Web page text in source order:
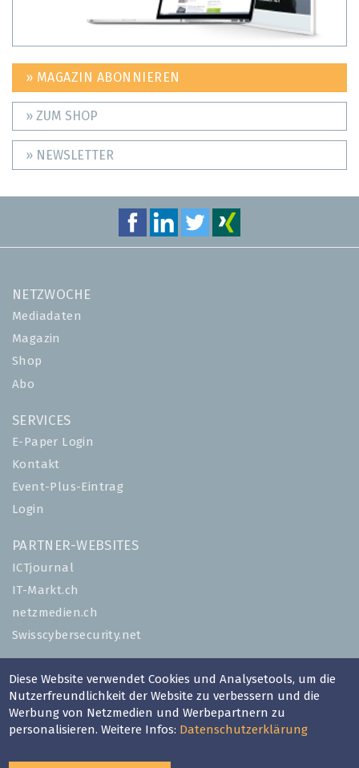
» MAGAZIN ABONNIEREN
» ZUM SHOP
» NEWSLETTER
NETZWOCHE
Mediadaten
Magazin
Shop
Abo
SERVICES
E-Paper Login
Kontakt
Event-Plus-Eintrag
Login
PARTNER-WEBSITES
ICTjournal
IT-Markt.ch
netzmedien.ch
Swisscybersecurity.net
© NETZMEDIEN AG 2026
Impressum
AGB
Datenschutzerklärung
Diese Website verwendet Cookies und Analysetools, um die
Nutzerfreundlichkeit der Website zu verbessern und die
Werbung von Netzmedien und Werbepartnern zu
personalisieren. Weitere Infos: Datenschutzerklärung